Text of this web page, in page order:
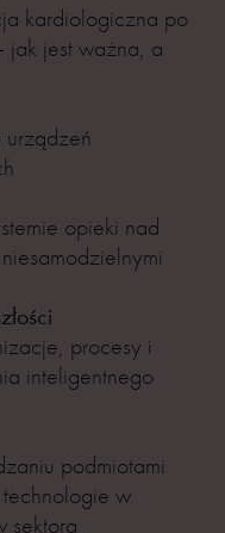
kardiologiczna po
jak jest ważna, a
urządzeń
opieki nad
procesy i
inteligentnego
podmiotami
w
sektora